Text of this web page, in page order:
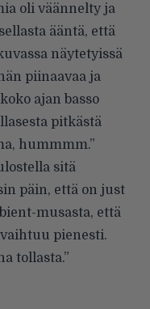
oli väännelty ja
ääntä, että
näytetyissä
piinaavaa ja
ajan basso
pitkästä
hummmm.”
sitä
päin, että on just
musasta, että
pienesti.
tollasta.”